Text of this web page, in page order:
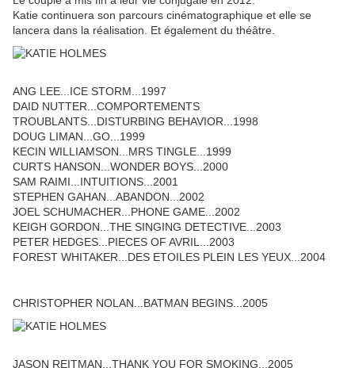
Katie continuera son parcours cinématographique et elle se
lancera dans la réalisation. Et également du théâtre.
ANG LEE...ICE STORM...1997
DAID NUTTER...COMPORTEMENTS
TROUBLANTS...DISTURBING BEHAVIOR...1998
DOUG LIMAN...GO...1999
KECIN WILLIAMSON...MRS TINGLE...1999
CURTS HANSON...WONDER BOYS...2000
SAM RAIMI...INTUITIONS...2001
STEPHEN GAHAN...ABANDON...2002
JOEL SCHUMACHER...PHONE GAME...2002
KEIGH GORDON...THE SINGING DETECTIVE...2003
PETER HEDGES...PIECES OF AVRIL...2003
FOREST WHITAKER...DES ETOILES PLEIN LES YEUX...2004
CHRISTOPHER NOLAN...BATMAN BEGINS...2005
JASON REITMAN...THANK YOU FOR SMOKING...2005